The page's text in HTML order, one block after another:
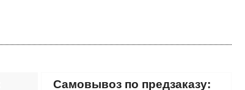
Самовывоз по предзаказу: